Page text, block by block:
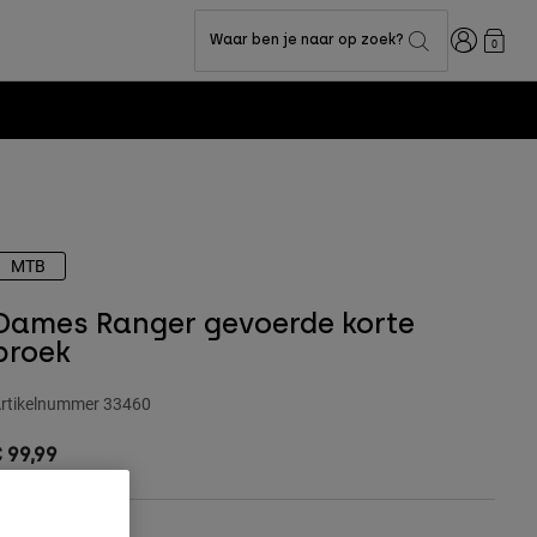
Waar ben je naar op zoek? Inloggen
0
MTB
Ranger gevoerde korte
33460
99,99